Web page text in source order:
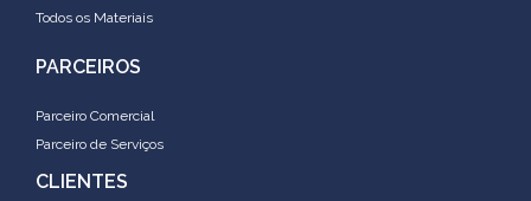
Todos os Materiais
PARCEIROS
Parceiro Comercial
Parceiro de Serviços
CLIENTES